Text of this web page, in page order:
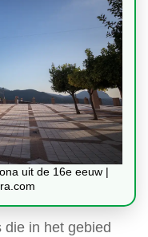
uit de 16e eeuw |
in het gebied